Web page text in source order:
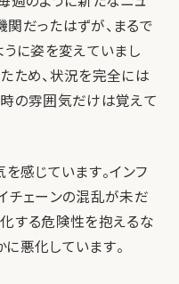
だったはずが、まるで
うに姿を変えていまし
ため、状況を完全には
の雰囲気だけは覚えて
を感じています。インフ
チェーンの混乱が未だ
する危険性を抱えるな
悪化しています。